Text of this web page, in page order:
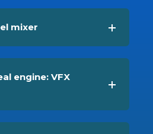
mixer
engine: VFX